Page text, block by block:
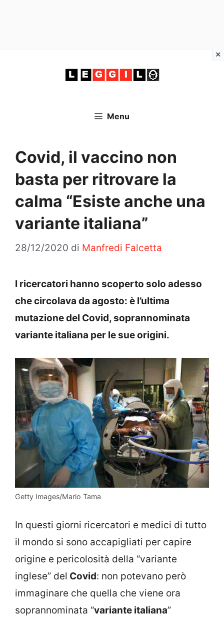
Menu
Covid, il vaccino non
basta per ritrovare la
calma “Esiste anche una
variante italiana”
28/12/2020 di Manfredi Falcetta
I ricercatori hanno scoperto solo adesso
che circolava da agosto: è l’ultima
mutazione del Covid, soprannominata
variante italiana per le sue origini.
Getty Images/Mario Tama
In questi giorni ricercatori e medici di tutto
il mondo si sono accapigliati per capire
origine e pericolosità della “variante
inglese” del Covid: non potevano però
immaginare che quella che viene ora
soprannominata “variante italiana”